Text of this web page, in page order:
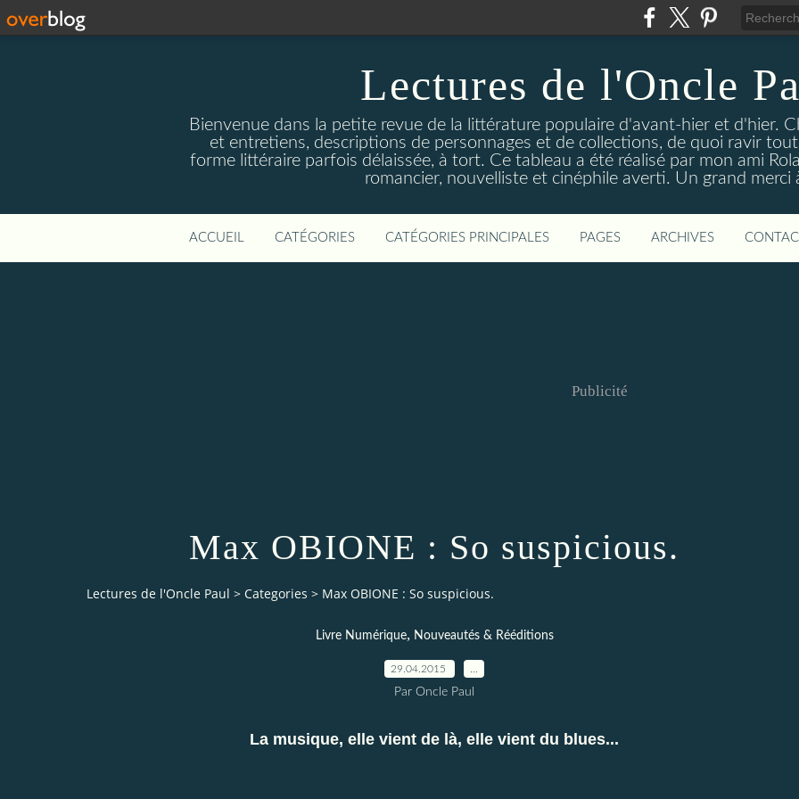
Lectures de l'Oncle
Bienvenue dans la petite revue de la littérature populaire d'avant-hier et d'hier.
et entretiens, descriptions de personnages et de collections, de quoi ravir
forme littéraire parfois délaissée, à tort. Ce tableau a été réalisé par mon ami
romancier, nouvelliste et cinéphile averti. Un grand merci
ACCUEIL CATÉGORIES CATÉGORIES PRINCIPALES PAGES ARCHIVES
Publicité
Max OBIONE : So suspicious.
Lectures de l'Oncle Paul > Categories > Max OBIONE : So suspicious.
Livre Numérique, Nouveautés & Rééditions
29.04.2015
Par Oncle Paul
La musique, elle vient de là, elle vient du blues...